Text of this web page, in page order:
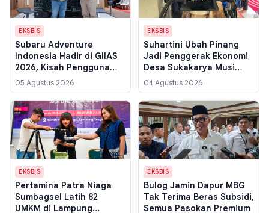
EKSBIS
Subaru Adventure
Indonesia Hadir di GIIAS
2026, Kisah Pengguna
Overland Buktikan
Kenyamanan
05 Agustus 2026
EKSBIS
Suhartini Ubah Pinang
Jadi Penggerak Ekonomi
Desa Sukakarya Musi
Rawas, KWT Melati Raup
Omzet Rp 8 Juta per
Bulan
04 Agustus 2026
EKSBIS
Pertamina Patra Niaga
Sumbagsel Latih 82
UMKM di Lampung
EKSBIS
Bulog Jamin Dapur MBG
Tak Terima Beras Subsidi,
Semua Pasokan Premium